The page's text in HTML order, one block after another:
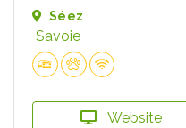
Séez
Savoie
Website